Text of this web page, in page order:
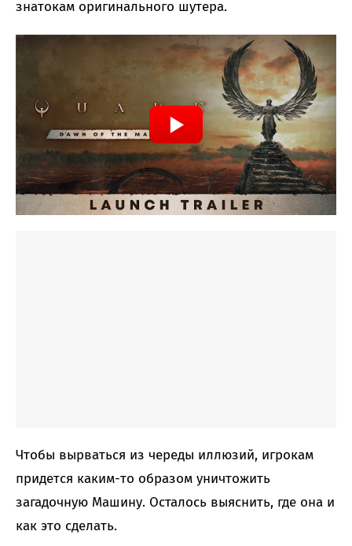
знатокам оригинального шутера.
Чтобы вырваться из череды иллюзий, игрокам
придется каким-то образом уничтожить
загадочную Машину. Осталось выяснить, где она и
как это сделать.